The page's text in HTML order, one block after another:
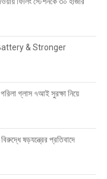
& Stronger
গ্লাস ৭আই সুরক্ষা নিয়ে
ষড়যন্ত্রের প্রতিবাদে